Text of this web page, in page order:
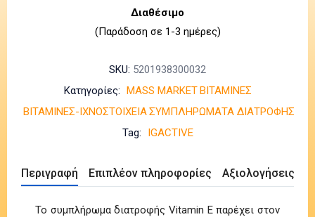
Διαθέσιμο
(Παράδοση σε 1-3 ημέρες)
SKU: 5201938300032
Κατηγορίες: MASS MARKETΒΙΤΑΜΙΝΕΣ
ΒΙΤΑΜΙΝΕΣ-ΙΧΝΟΣΤΟΙΧΕΙΑΣΥΜΠΛΗΡΩΜΑΤΑ ΔΙΑΤΡΟΦΗΣ
Tag:
IGACTIVE
Περιγραφή Επιπλέον πληροφορίες Αξιολογήσεις (0)
Το συμπλήρωμα διατροφής Vitamin E παρέχει στον